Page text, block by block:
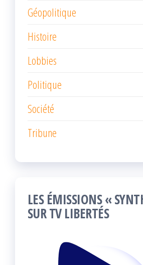
Géopolitique
Histoire
Lobbies
Politique
Société
Tribune
LES ÉMISSIONS «
SUR TV LIBERTÉS